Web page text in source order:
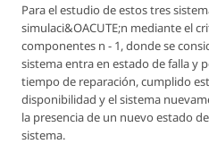
Para el estudio de estos tres
simulaci&OACUTE;n mediante el
componentes n - 1, donde se
sistema entra en estado de falla y
tiempo de reparación, cumplido
disponibilidad y el sistema
la presencia de un nuevo estado
sistema.